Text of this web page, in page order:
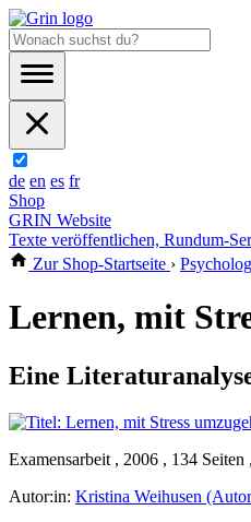
de en es fr
Shop
GRIN Website
Texte veröffentlichen, Rundum-
Zur Shop-Startseite ›
Lernen, mit
Eine
Examensarbeit , 2006 , 134 Seiten
Autor:in: Kristina Weihusen